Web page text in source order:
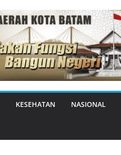
KESEHATAN NASIONAL